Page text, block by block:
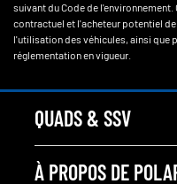
suivant du Code de
contractuel et l'acheteur potentiel
l'utilisation des véhicules, ainsi que
réglementation en vigueur.
QUADS & SSV
À PROPOS DE